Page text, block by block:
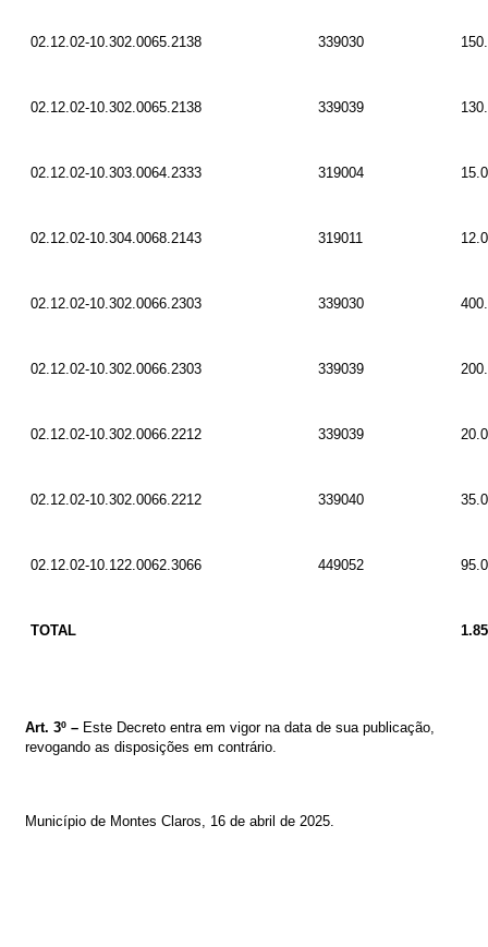
02.12.02-10.302.0065.2138 339030
02.12.02-10.302.0065.2138 339039
02.12.02-10.303.0064.2333 319004
02.12.02-10.304.0068.2143 319011
02.12.02-10.302.0066.2303 339030
02.12.02-10.302.0066.2303 339039
02.12.02-10.302.0066.2212 339039
02.12.02-10.302.0066.2212 339040
02.12.02-10.122.0062.3066 449052
TOTAL
Art. 3º – Este Decreto entra em vigor na data de sua publicação,
revogando as disposições em contrário.
Município de Montes Claros, 16 de abril de 2025